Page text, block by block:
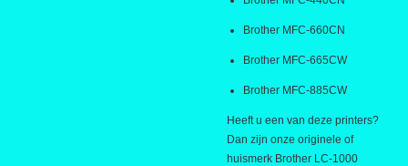
Brother MFC-660CN
Brother MFC-665CW
Brother MFC-885CW
Heeft u een van deze printers?
Dan zijn onze originele of
huismerk Brother LC-1000